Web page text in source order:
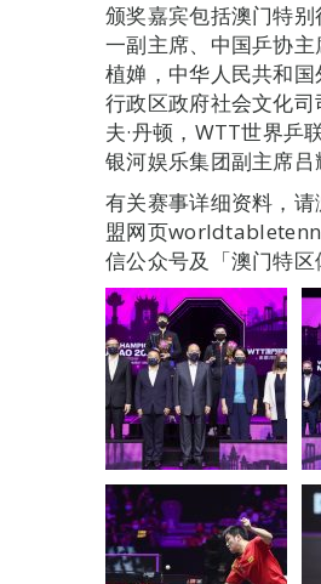
颁奖嘉宾包括澳门特
一副主席、中国乒协
植婵，中华人民共和
行政区政府社会文化
夫·丹顿，WTT世界乒
银河娱乐集团副主席吕
有关赛事详细资料，
盟网页
信公众号及「澳门特区